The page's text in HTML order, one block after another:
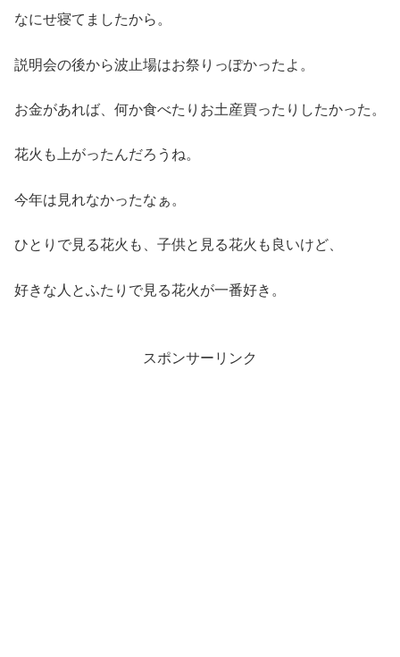
なにせ寝てましたから。
説明会の後から波止場はお祭りっぽかったよ。
お金があれば、何か食べたりお土産買ったりしたかった。
花火も上がったんだろうね。
今年は見れなかったなぁ。
ひとりで見る花火も、子供と見る花火も良いけど、
好きな人とふたりで見る花火が一番好き。
スポンサーリンク